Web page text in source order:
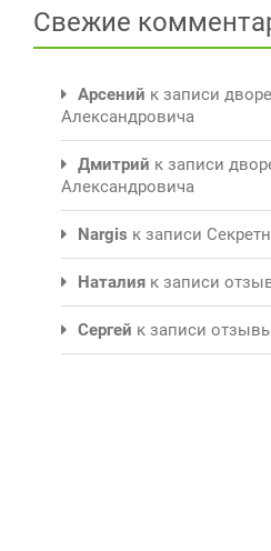
Свежие
Арсений к записи
Александровича
Дмитрий к записи
Александровича
Nargis к записи
Наталия к записи
Сергей к записи